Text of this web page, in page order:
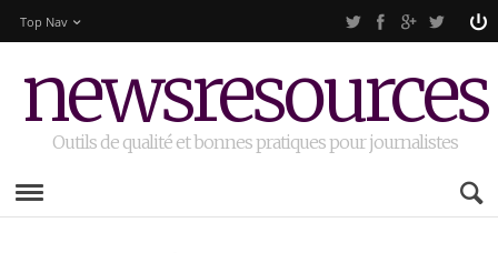
Top Nav
newsresources
Outils de qualité et bonnes pratiques pour journalistes